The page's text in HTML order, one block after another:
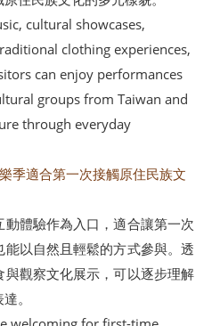
cultural showcases,
clothing experiences,
can enjoy performances
groups from Taiwan and
through everyday
季適合第一次接觸原住民族文
體驗作為入口，適合讓第一次
以自然且輕鬆的方式參與。透
觀察文化展示，可以逐步理解
。